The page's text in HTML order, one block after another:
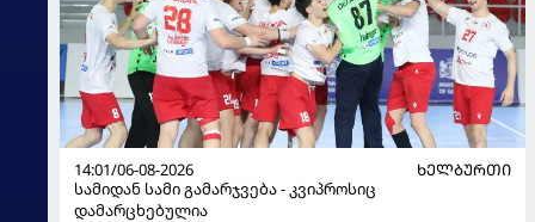
14:01/06-08-2026
ᲮᲔᲚᲑᲣᲠᲗᲘ
სამიდან სამი გამარჯვება - კვიპროსიც
დამარცხებულია